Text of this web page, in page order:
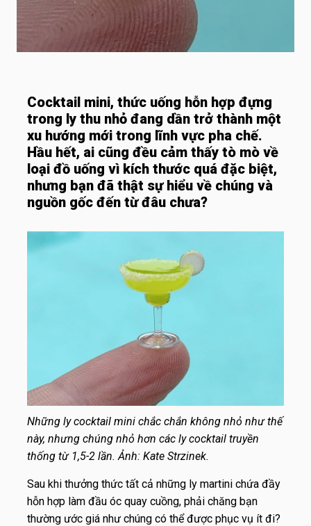
Cocktail mini, thức uống hỗn hợp đựng
trong ly thu nhỏ đang dần trở thành một
xu hướng mới trong lĩnh vực pha chế.
Hầu hết, ai cũng đều cảm thấy tò mò về
loại đồ uống vì kích thước quá đặc biệt,
nhưng bạn đã thật sự hiểu về chúng và
nguồn gốc đến từ đâu chưa?
Những ly cocktail mini chắc chắn không nhỏ như thế
này, nhưng chúng nhỏ hơn các ly cocktail truyền
thống từ 1,5-2 lần. Ảnh: Kate Strzinek.
Sau khi thưởng thức tất cả những ly martini chứa đầy
hỗn hợp làm đầu óc quay cuồng, phải chăng bạn
thường ước giá như chúng có thể được phục vụ ít đi?